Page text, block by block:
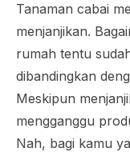
Tanaman cabai
menjanjikan.
rumah tentu
dibandingkan
Meskipun
mengganggu
Nah, bagi kamu